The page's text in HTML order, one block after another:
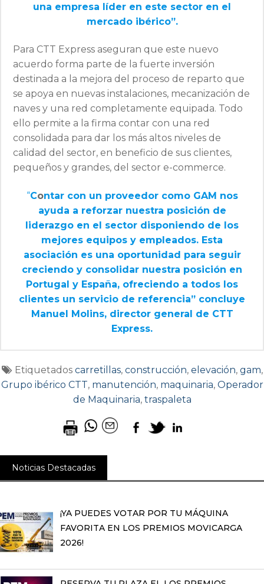
una empresa líder en este sector en el
mercado ibérico”.
Para CTT Express aseguran que este nuevo
acuerdo forma parte de la fuerte inversión
destinada a la mejora del proceso de reparto que
se apoya en nuevas instalaciones, mecanización de
naves y una red completamente equipada. Todo
ello permite a la firma contar con una red
consolidada para dar los más altos niveles de
calidad del sector, en beneficio de sus clientes,
pequeños y grandes, del sector e-commerce.
“Contar con un proveedor como GAM nos
ayuda a reforzar nuestra posición de
liderazgo en el sector disponiendo de los
mejores equipos y empleados. Esta
asociación es una oportunidad para seguir
creciendo y consolidar nuestra posición en
Portugal y España, ofreciendo a todos los
clientes un servicio de referencia” concluye
Manuel Molins, director general de CTT
Express.
Etiquetados carretillas, construcción, elevación, gam,
Grupo ibérico CTT, manutención, maquinaria, Operador
de Maquinaria, traspaleta
Noticias Destacadas
¡YA PUEDES VOTAR POR TU MÁQUINA
FAVORITA EN LOS PREMIOS MOVICARGA
2026!